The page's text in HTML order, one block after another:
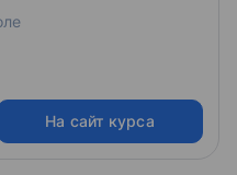
На сайт курса